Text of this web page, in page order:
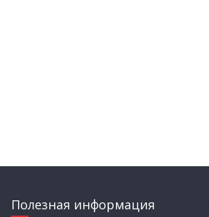
Полезная информация